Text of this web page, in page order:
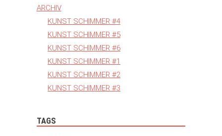
ARCHIV
KUNST SCHIMMER #4
KUNST SCHIMMER #5
KUNST SCHIMMER #6
KUNST SCHIMMER #1
KUNST SCHIMMER #2
KUNST SCHIMMER #3
TAGS